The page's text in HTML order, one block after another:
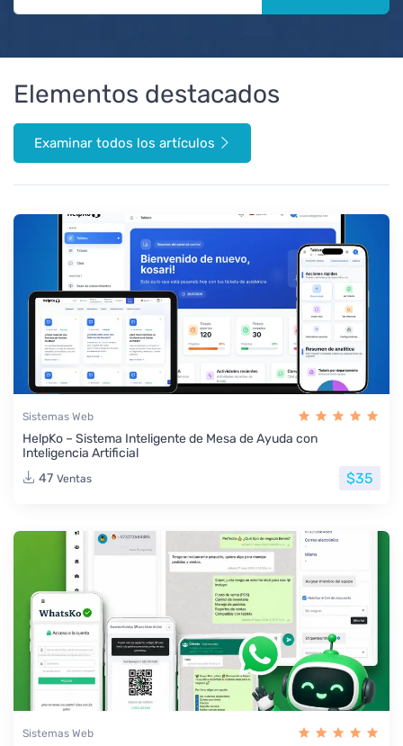
Elementos destacados
Examinar todos los artículos
Sistemas Web
HelpKo – Sistema Inteligente de Mesa de Ayuda con
Inteligencia Artificial
47 Ventas $35
Sistemas Web